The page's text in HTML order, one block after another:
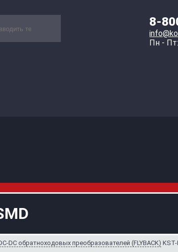
8-
Пн -
DC обратноходовых преобразователей (FLYBACK) KST-